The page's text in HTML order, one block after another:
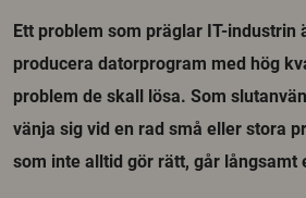
Ett problem som präglar IT-industrin
producera datorprogram med hög
problem de skall lösa. Som
vänja sig vid en rad små eller stora
som inte alltid gör rätt, går långsamt